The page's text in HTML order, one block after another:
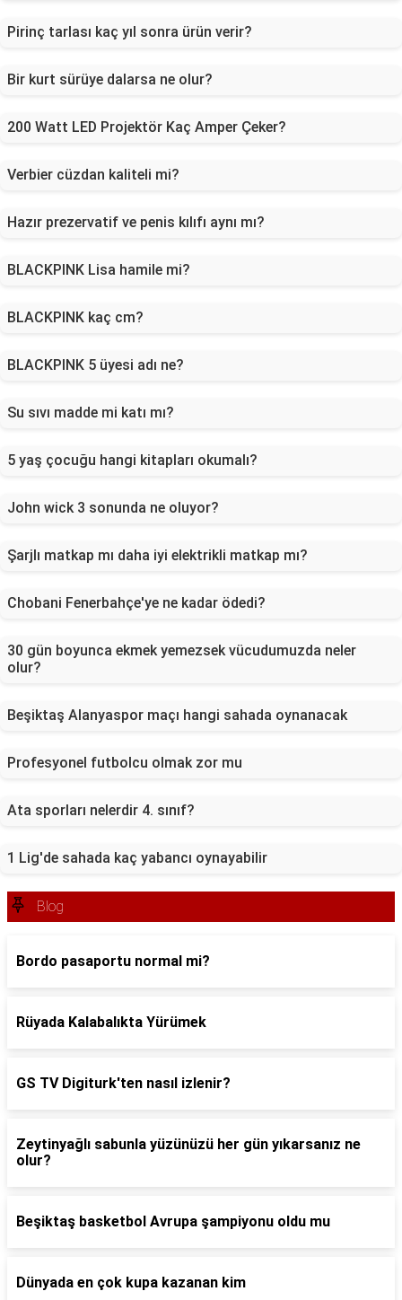
Pirinç tarlası kaç yıl sonra ürün verir?
Bir kurt sürüye dalarsa ne olur?
200 Watt LED Projektör Kaç Amper Çeker?
Verbier cüzdan kaliteli mi?
Hazır prezervatif ve penis kılıfı aynı mı?
BLACKPINK Lisa hamile mi?
BLACKPINK kaç cm?
BLACKPINK 5 üyesi adı ne?
Su sıvı madde mi katı mı?
5 yaş çocuğu hangi kitapları okumalı?
John wick 3 sonunda ne oluyor?
Şarjlı matkap mı daha iyi elektrikli matkap mı?
Chobani Fenerbahçe'ye ne kadar ödedi?
30 gün boyunca ekmek yemezsek vücudumuzda neler
olur?
Beşiktaş Alanyaspor maçı hangi sahada oynanacak
Profesyonel futbolcu olmak zor mu
Ata sporları nelerdir 4. sınıf?
1 Lig'de sahada kaç yabancı oynayabilir
Blog
Bordo pasaportu normal mi?
Rüyada Kalabalıkta Yürümek
GS TV Digiturk'ten nasıl izlenir?
Zeytinyağlı sabunla yüzünüzü her gün yıkarsanız ne
olur?
Beşiktaş basketbol Avrupa şampiyonu oldu mu
Dünyada en çok kupa kazanan kim